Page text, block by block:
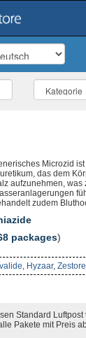
Microzid
das dem
aufzunehmen, was
zudem
packages)
, Hyzaar,
Standard
Pakete mit Preis